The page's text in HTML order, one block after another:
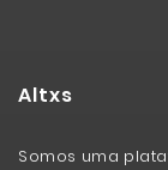
Altxs
Somos uma